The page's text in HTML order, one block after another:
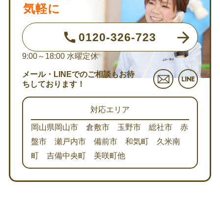
気軽に
0120-326-723
9:00～18:00 水曜定休
メール・LINEでのご相談もお待
ちしております！
対応エリア
岡山県岡山市 倉敷市 玉野市 総社市 赤
盤市 瀬戸内市 備前市 和気町 久米南
町 吉備中央町 美咲町他